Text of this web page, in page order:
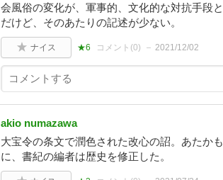
会風俗の変化が、軍事的、文化的な対抗手段
だけど、そのあたりの記述が少ない。
ナイス ★6 コメント(0) 2021/12/02
akio numazawa
大宝令の条文で潤色された改心の詔。あたか
に、書紀の編者は歴史を修正した。